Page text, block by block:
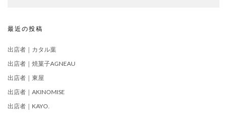
最近の投稿
出店者｜カタル葉
出店者｜焼菓子AGNEAU
出店者｜東屋
出店者｜AKINOMISE
出店者｜KAYO.